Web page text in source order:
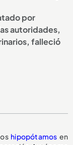
por
autoridades,
falleció
hipopótamos en